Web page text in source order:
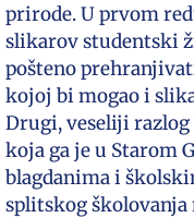
prirode. U prvom
slikarov studentski
pošteno
kojoj bi mogao i
Drugi, veseliji
koja ga je u Starom
blagdanima i
splitskog